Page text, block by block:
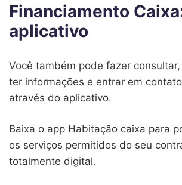
Financiamento
aplicativo
Você também pode fazer
ter informações e entrar em
através do aplicativo.
Baixa o app Habitação caixa para
os serviços permitidos do seu
totalmente digital.